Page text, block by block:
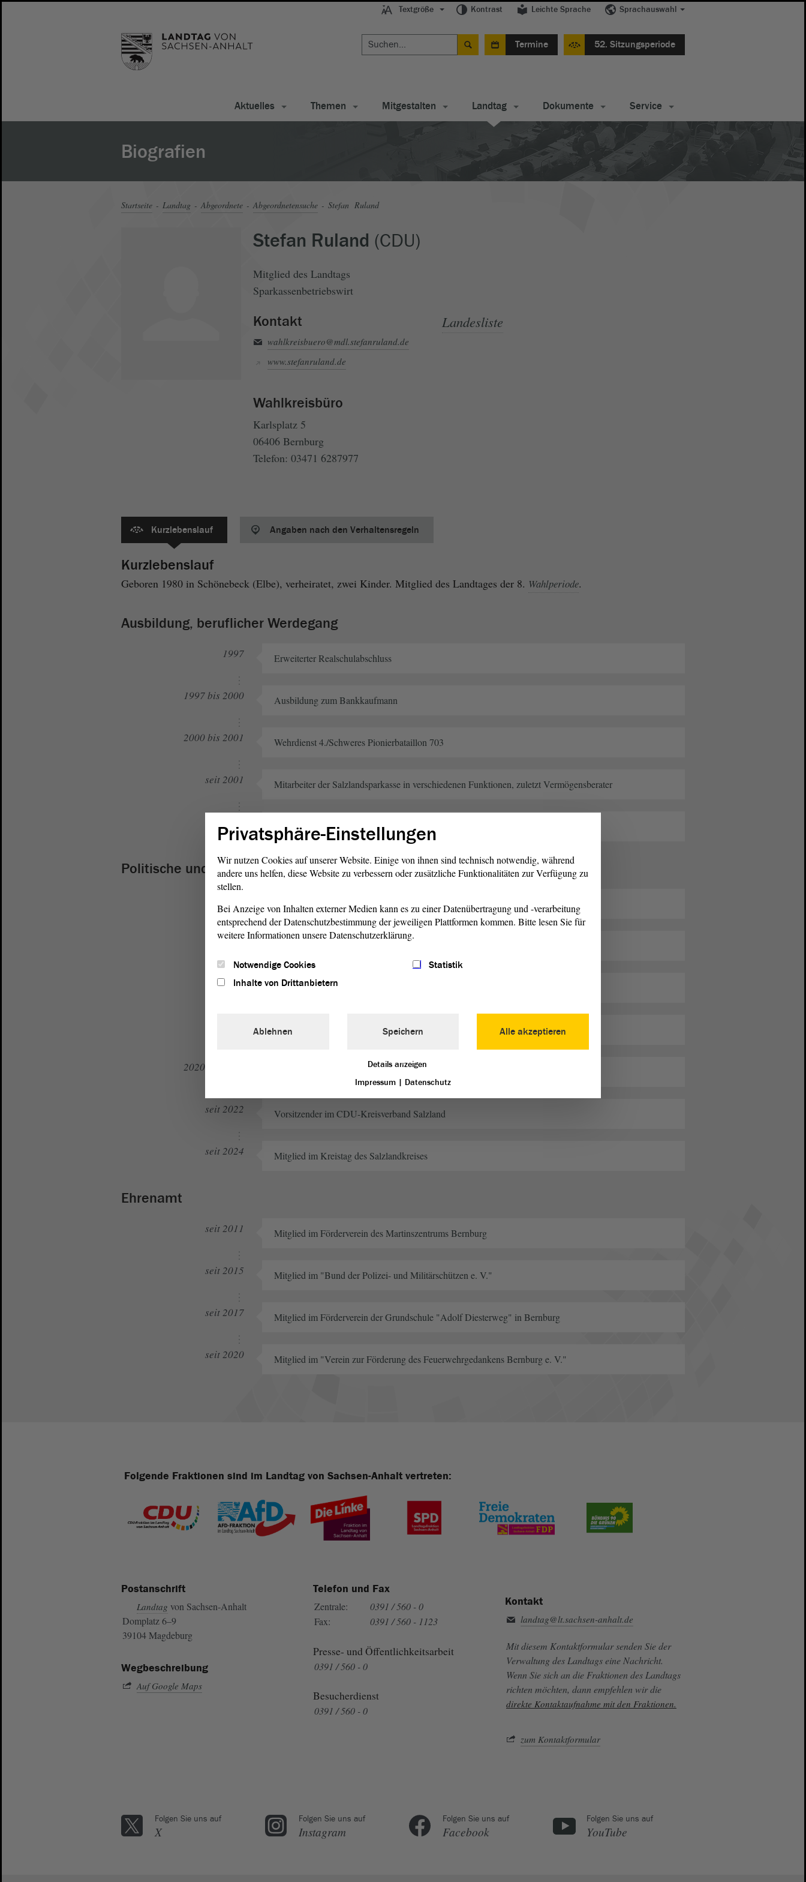
Textgröße Kontrast Leichte Sprache Sprachauswahl
Termine 52. Sitzungsperiode
Aktuelles Themen Mitgestalten Landtag Dokumente Service
Biografien
Startseite Landtag Abgeordnete Abgeordnetensuche Stefan Ruland
Stefan Ruland (CDU)
Mitglied des Landtags
Sparkassenbetriebswirt
Kontakt
wahlkreisbuero@mdl.stefanruland.de
www.stefanruland.de
Landesliste
Wahlkreisbüro
Karlsplatz 5
06406 Bernburg
Telefon: 03471 6287977
Kurzlebenslauf Angaben nach den Verhaltensregeln
Kurzlebenslauf
Geboren 1980 in Schönebeck (Elbe), verheiratet, zwei Kinder. Mitglied des Landtages der 8. Wahlperiode.
Ausbildung, beruflicher Werdegang
1997 Erweiterter Realschulabschluss
1997 bis 2000 Ausbildung zum Bankkaufmann
2000 bis 2001 Wehrdienst 4./Schweres Pionierbataillon 703
seit 2001 Mitarbeiter der Salzlandsparkasse in verschiedenen Funktionen, zuletzt Vermögensberater
Sparkassenbetriebswirt
Politische und gesellschaftliche Funktionen
Eintritt in die CDU
seit 2014
seit 2015 Vorsitzender im CDU-Stadtverband Bernburg
Fraktionsvorsitzender der CDU-Stadtratsfraktion
2020 bis 2022 Stellvertretender Vorsitzender im CDU-Kreisverband Salzland
seit 2022 Vorsitzender im CDU-Kreisverband Salzland
seit 2024 Mitglied im Kreistag des Salzlandkreises
Ehrenamt
seit 2011 Mitglied im Förderverein des Martinszentrums Bernburg
seit 2015 Mitglied im "Bund der Polizei- und Militärschützen e. V."
seit 2017 Mitglied im Förderverein der Grundschule "Adolf Diesterweg" in Bernburg
seit 2020 Mitglied im "Verein zur Förderung des Feuerwehrgedankens Bernburg e. V."
Folgende Fraktionen sind im Landtag von Sachsen-Anhalt vertreten:
Postanschrift
Landtag von Sachsen-Anhalt
Domplatz 6–9
39104 Magdeburg
Wegbeschreibung
Auf Google Maps
Telefon und Fax
Zentrale:
0391 / 560 - 0
Fax:
0391 / 560 - 1123
Presse- und Öffentlichkeitsarbeit
0391 / 560 - 0
Besucherdienst
0391 / 560 - 0
Kontakt
landtag@lt.sachsen-anhalt.de
Mit diesem Kontaktformular senden Sie der
Verwaltung des Landtags eine Nachricht.
Wenn Sie sich an die Fraktionen des Landtags
richten möchten, dann empfehlen wir die
direkte Kontaktaufnahme mit den Fraktionen.
zum Kontaktformular
Folgen Sie uns auf
X
Folgen Sie uns auf
Instagram
Folgen Sie uns auf
Facebook
Folgen Sie uns auf
YouTube
Privatsphäre-Einstellungen
Wir nutzen Cookies auf unserer Website. Einige von ihnen sind technisch notwendig, während
andere uns helfen, diese Website zu verbessern oder zusätzliche Funktionalitäten zur Verfügung zu
stellen.
Bei Anzeige von Inhalten externer Medien kann es zu einer Datenübertragung und -verarbeitung
entsprechend der Datenschutzbestimmung der jeweiligen Plattformen kommen. Bitte lesen Sie für
weitere Informationen unsere Datenschutzerklärung.
Notwendige Cookies
Statistik
Inhalte von Drittanbietern
Alle akzeptieren
Ablehnen Speichern
Details anzeigen
Impressum | Datenschutz